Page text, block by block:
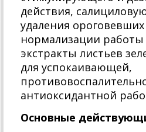
действия,
удаления ороговевших
нормализации работы
экстракты листьев
для успокаивающей,
антиоксидантной
Основные